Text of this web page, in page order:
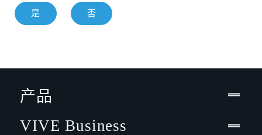
是 否
产品
VIVE Business